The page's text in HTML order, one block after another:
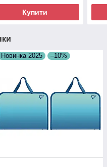
Купити
Новинка 2025 –10%